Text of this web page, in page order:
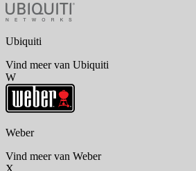
Ubiquiti
Vind meer van Ubiquiti
W
Weber
Vind meer van Weber